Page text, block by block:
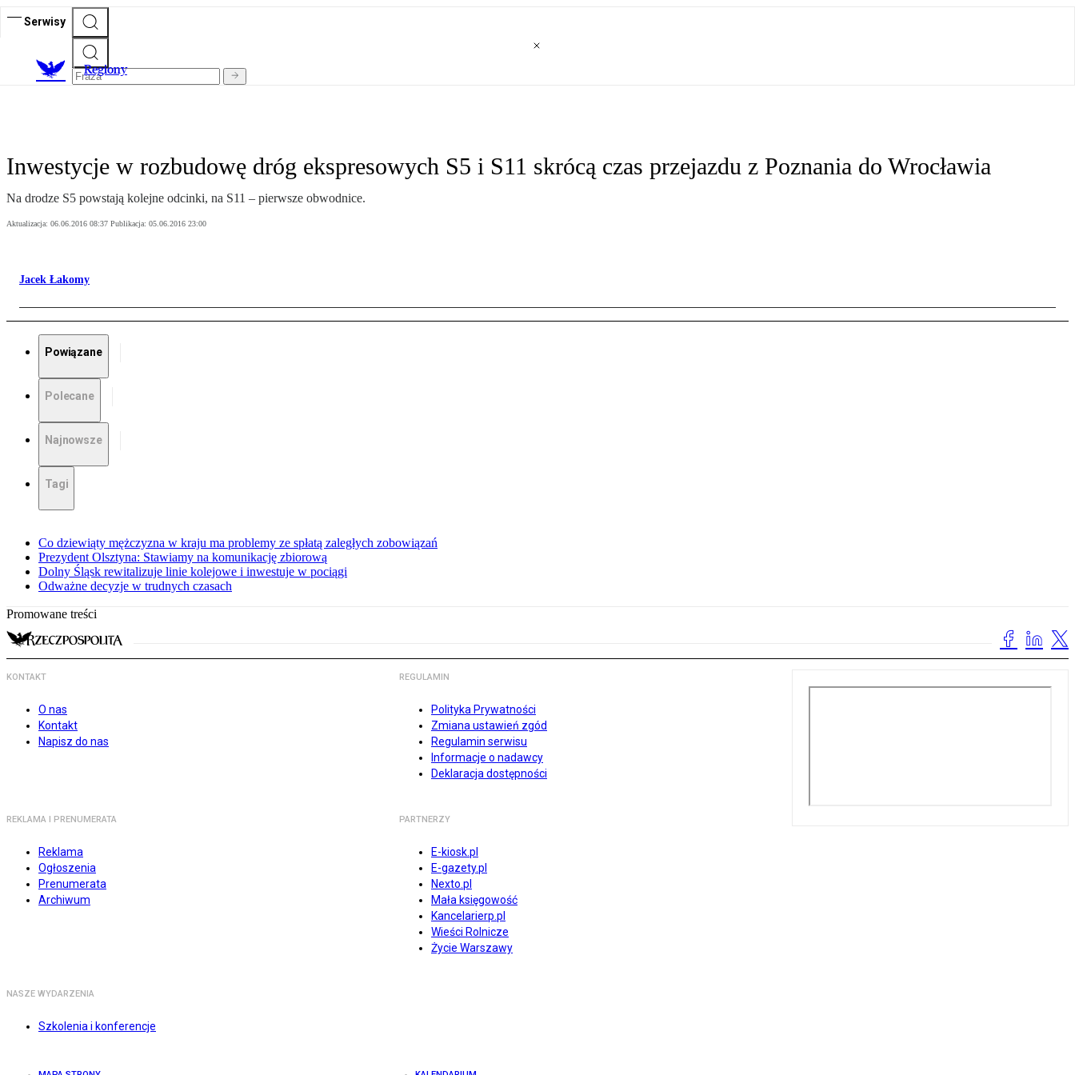
Serwisy
Regiony
Inwestycje w rozbudowę dróg ekspresowych S5 i S11 skrócą czas przejazdu z Poznania do Wrocławia
Na drodze S5 powstają kolejne odcinki, na S11 – pierwsze obwodnice.
Aktualizacja: 06.06.2016 08:37 Publikacja: 05.06.2016 23:00
Jacek Łakomy
Powiązane
Polecane
Najnowsze
Tagi
Co dziewiąty mężczyzna w kraju ma problemy ze spłatą zaległych zobowiązań
Prezydent Olsztyna: Stawiamy na komunikację zbiorową
Dolny Śląsk rewitalizuje linie kolejowe i inwestuje w pociągi
Odważne decyzje w trudnych czasach
Promowane treści
KONTAKT
O nas
Kontakt
Napisz do nas
REGULAMIN
Polityka Prywatności
Zmiana ustawień zgód
Regulamin serwisu
Informacje o nadawcy
Deklaracja dostępności
REKLAMA I PRENUMERATA
Reklama
Ogłoszenia
Prenumerata
Archiwum
PARTNERZY
E-kiosk.pl
E-gazety.pl
Nexto.pl
Mała księgowość
Kancelarierp.pl
Wieści Rolnicze
Życie Warszawy
NASZE WYDARZENIA
Szkolenia i konferencje